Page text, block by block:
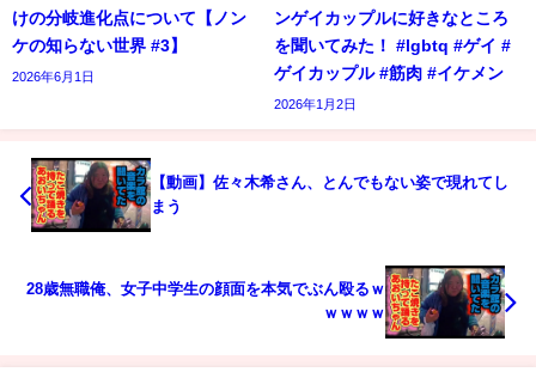
けの分岐進化点について【ノン
ケの知らない世界 #3】
2026年6月1日
ンゲイカップルに好きなところ
を聞いてみた！ #lgbtq #ゲイ #
ゲイカップル #筋肉 #イケメン
2026年1月2日
【動画】佐々木希さん、とんでもない姿で現れてし
まう
28歳無職俺、女子中学生の顔面を本気でぶん殴るｗ
ｗｗｗｗ